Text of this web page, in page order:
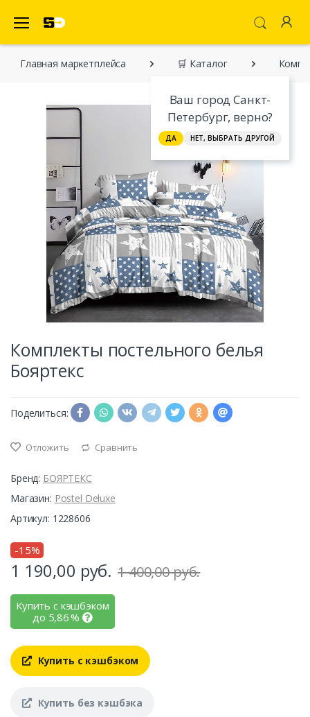
Ваш город Санкт-
Петербург, верно?
ДА НЕТ, ВЫБРАТЬ ДРУГОЙ
Главная марĸетплейса 🛒 Каталог
Комплекты постельного белья
Бояртекс
Поделиться:
Отложить Сравнить
Бренд: БОЯРТЕКС
Магазин: Postel Deluxe
Артикул: 1228606
-15%
1 190,00 руб. 1 400,00 руб.
Купить с кэшбэком
до 5,86%
Купить с кэшбэком
Купить без кэшбэка